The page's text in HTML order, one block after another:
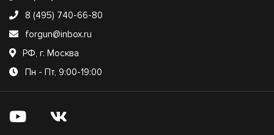
8 (495) 740-66-80
forgun@inbox.ru
РФ, г. Москва
Пн - Пт, 9:00-19:00